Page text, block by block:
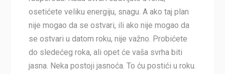
osetićete veliku energiju, snagu. A ako taj plan
nije mogao da se ostvari, ili ako nije mogao da
se ostvari u datom roku, nije važno. Probićete
do sledećeg roka, ali opet će vaša svrha biti
jasna. Neka postoji jasnoća. To ću postići u roku.